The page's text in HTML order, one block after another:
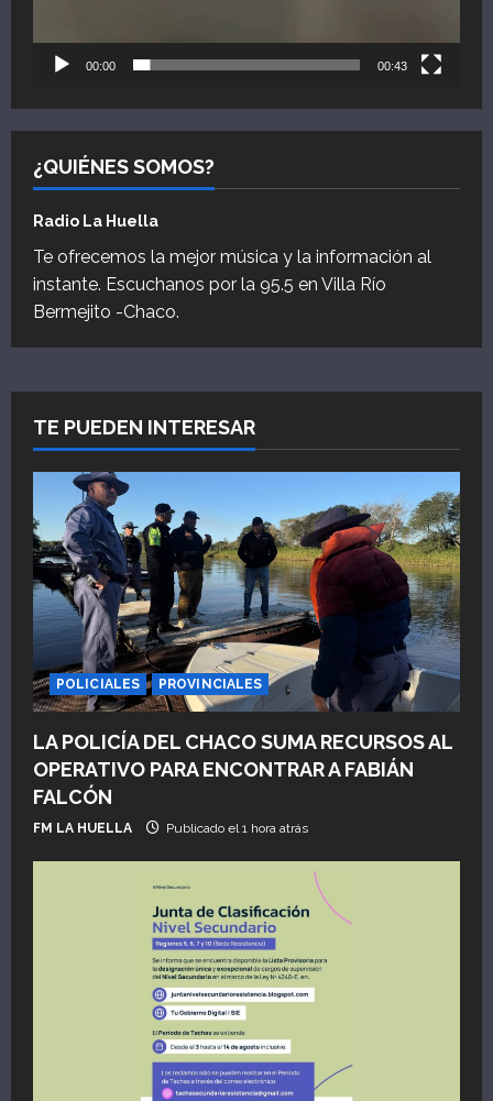
00:00 00:43
¿QUIÉNES SOMOS?
Radio La Huella
Te ofrecemos la mejor música y la información al
instante. Escuchanos por la 95.5 en Villa Río
Bermejito -Chaco.
TE PUEDEN INTERESAR
POLICIALES PROVINCIALES
LA POLICÍA DEL CHACO SUMA RECURSOS AL
OPERATIVO PARA ENCONTRAR A FABIÁN
FALCÓN
FM LA HUELLA Publicado el 1 hora atrás